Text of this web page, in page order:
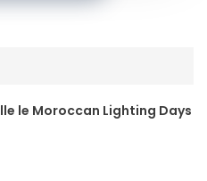
le Moroccan Lighting Days